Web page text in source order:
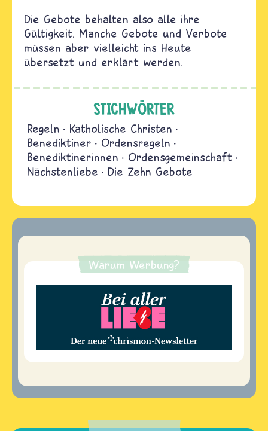
Die Gebote behalten also alle ihre
Gültigkeit. Manche Gebote und Verbote
müssen aber vielleicht ins Heute
übersetzt und erklärt werden.
STICHWÖRTER
Regeln
Katholische Christen
Benediktiner
Ordensregeln
Benediktinerinnen
Ordensgemeinschaft
Nächstenliebe
Die Zehn Gebote
Warum Werbung?